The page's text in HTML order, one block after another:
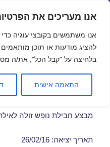
אנו מעריכים את
אנו משתמשים בקובצי עוגיה
להציג מודעות או תוכן
בלחיצה על "קבל הכל", את/ה
התאמה אישית
חבילות נופש
26/02/2016
מבצע חבילת נופש זולה
תאריך יציאה: 26/02/16